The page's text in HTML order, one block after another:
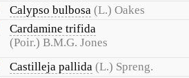
Calypso bulbosa (L.) Oakes
Cardamine trifida
(Poir.) B.M.G. Jones
Castilleja pallida (L.) Spreng.